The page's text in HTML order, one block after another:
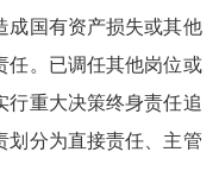
成国有资产损失或其他
任。已调任其他岗位或
行重大决策终身责任追
划分为直接责任、主管